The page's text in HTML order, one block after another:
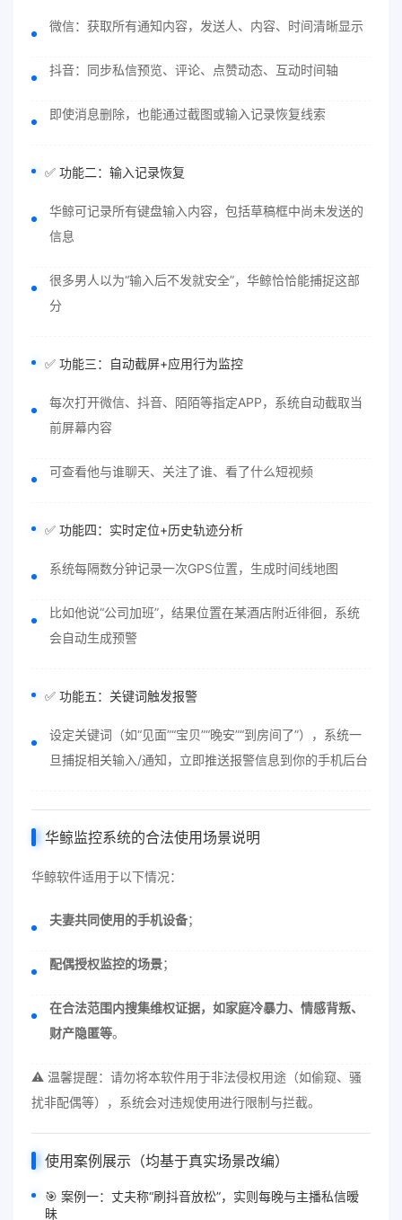
微信：获取所有通知内容，发送人、内容、时间清晰显示
抖音：同步私信预览、评论、点赞动态、互动时间轴
即使消息删除，也能通过截图或输入记录恢复线索
✅ 功能二：输入记录恢复
华鲸可记录所有键盘输入内容，包括草稿框中尚未发送的
信息
很多男人以为“输入后不发就安全”，华鲸恰恰能捕捉这部
分
✅ 功能三：自动截屏+应用行为监控
每次打开微信、抖音、陌陌等指定APP，系统自动截取当
前屏幕内容
可查看他与谁聊天、关注了谁、看了什么短视频
✅ 功能四：实时定位+历史轨迹分析
系统每隔数分钟记录一次GPS位置，生成时间线地图
比如他说“公司加班”，结果位置在某酒店附近徘徊，系统
会自动生成预警
✅ 功能五：关键词触发报警
设定关键词（如“见面”“宝贝”“晚安”“到房间了”），系统一
旦捕捉相关输入/通知，立即推送报警信息到你的手机后台
华鲸监控系统的合法使用场景说明
华鲸软件适用于以下情况：
夫妻共同使用的手机设备；
配偶授权监控的场景；
在合法范围内搜集维权证据，如家庭冷暴力、情感背叛、
财产隐匿等。
⚠️ 温馨提醒：请勿将本软件用于非法侵权用途（如偷窥、骚
扰非配偶等），系统会对违规使用进行限制与拦截。
使用案例展示（均基于真实场景改编）
🎯 案例一：丈夫称“刷抖音放松”，实则每晚与主播私信暧
昧